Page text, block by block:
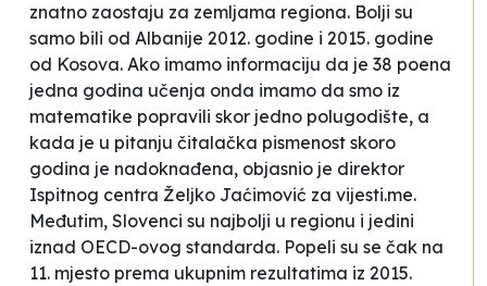
znatno zaostaju za zemljama regiona. Bolji su
samo bili od Albanije 2012. godine i 2015. godine
od Kosova. Ako imamo informaciju da je 38 poena
jedna godina učenja onda imamo da smo iz
matematike popravili skor jedno polugodište, a
kada je u pitanju čitalačka pismenost skoro
godina je nadoknađena, objasnio je direktor
Ispitnog centra Željko Jaćimović za vijesti.me.
Međutim, Slovenci su najbolji u regionu i jedini
iznad OECD-ovog standarda. Popeli su se čak na
11. mjesto prema ukupnim rezultatima iz 2015.